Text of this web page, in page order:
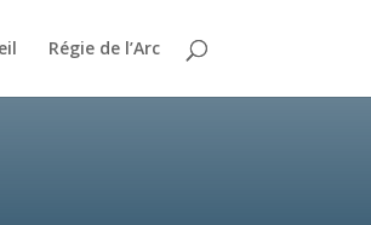
Régie de l’Arc